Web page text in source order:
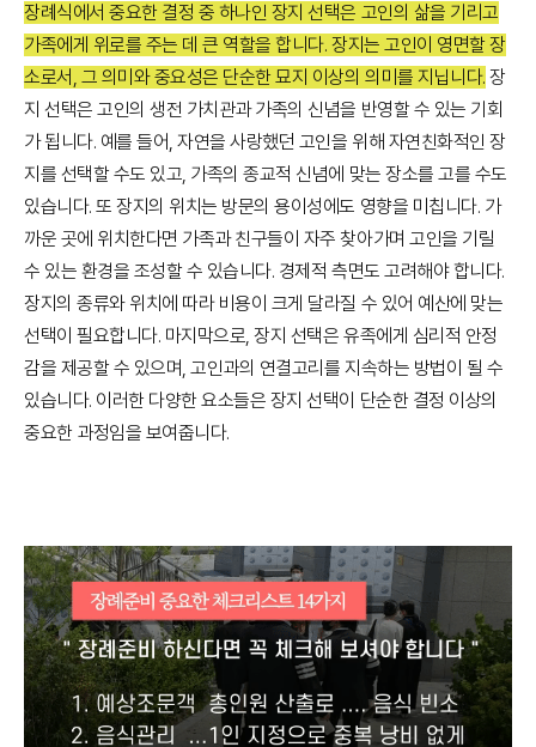
장례식에서 중요한 결정 중 하나인 장지 선택은 고인의 삶을 기리고
가족에게 위로를 주는 데 큰 역할을 합니다. 장지는 고인이 영면할 장
소로서, 그 의미와 중요성은 단순한 묘지 이상의 의미를 지닙니다. 장
지 선택은 고인의 생전 가치관과 가족의 신념을 반영할 수 있는 기회
가 됩니다. 예를 들어, 자연을 사랑했던 고인을 위해 자연친화적인 장
지를 선택할 수도 있고, 가족의 종교적 신념에 맞는 장소를 고를 수도
있습니다. 또 장지의 위치는 방문의 용이성에도 영향을 미칩니다. 가
까운 곳에 위치한다면 가족과 친구들이 자주 찾아가며 고인을 기릴
수 있는 환경을 조성할 수 있습니다. 경제적 측면도 고려해야 합니다.
장지의 종류와 위치에 따라 비용이 크게 달라질 수 있어 예산에 맞는
선택이 필요합니다. 마지막으로, 장지 선택은 유족에게 심리적 안정
감을 제공할 수 있으며, 고인과의 연결고리를 지속하는 방법이 될 수
있습니다. 이러한 다양한 요소들은 장지 선택이 단순한 결정 이상의
중요한 과정임을 보여줍니다.